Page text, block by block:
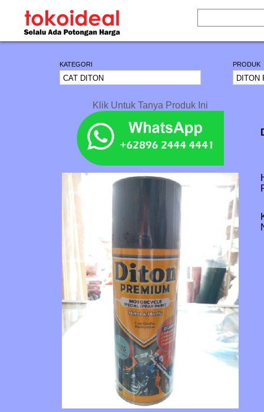
KATEGORI PRODUK
Klik Untuk Tanya Produk Ini